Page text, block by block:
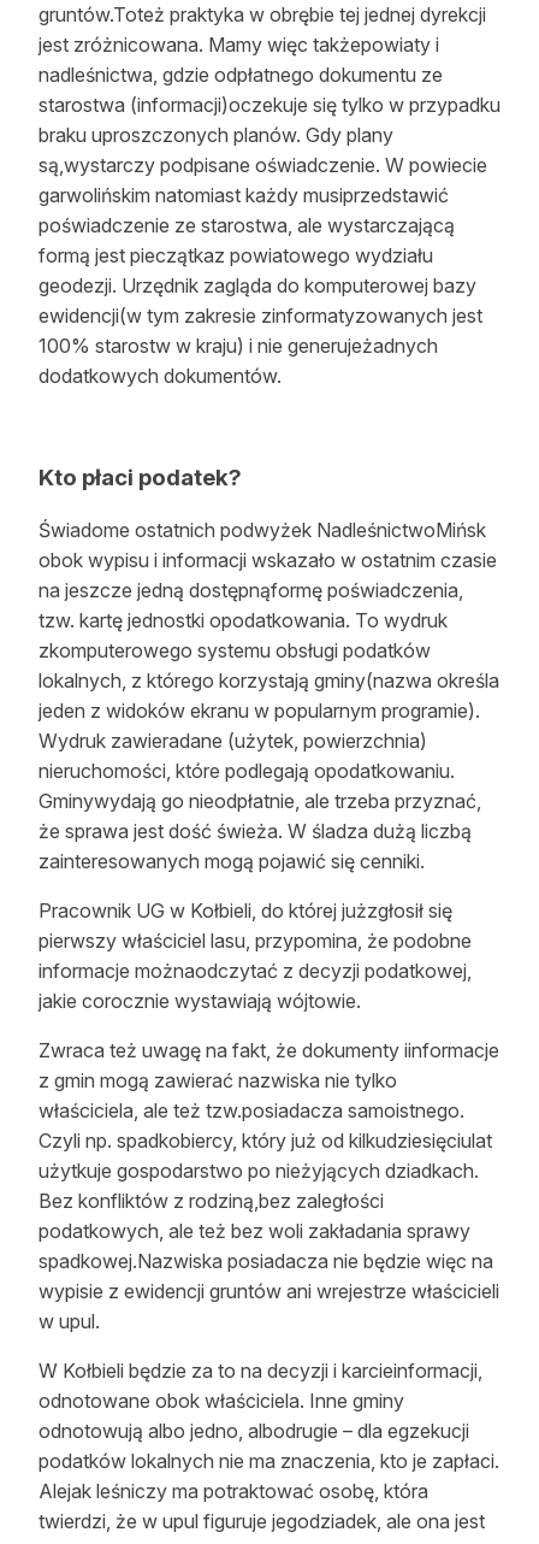
gruntów.Toteż praktyka w obrębie tej jednej dyrekcji
jest zróżnicowana. Mamy więc takżepowiaty i
nadleśnictwa, gdzie odpłatnego dokumentu ze
starostwa (informacji)oczekuje się tylko w przypadku
braku uproszczonych planów. Gdy plany
są,wystarczy podpisane oświadczenie. W powiecie
garwolińskim natomiast każdy musiprzedstawić
poświadczenie ze starostwa, ale wystarczającą
formą jest pieczątkaz powiatowego wydziału
geodezji. Urzędnik zagląda do komputerowej bazy
ewidencji(w tym zakresie zinformatyzowanych jest
100% starostw w kraju) i nie generujeżadnych
dodatkowych dokumentów.
Kto płaci podatek?
Świadome ostatnich podwyżek NadleśnictwoMińsk
obok wypisu i informacji wskazało w ostatnim czasie
na jeszcze jedną dostępnąformę poświadczenia,
tzw. kartę jednostki opodatkowania. To wydruk
zkomputerowego systemu obsługi podatków
lokalnych, z którego korzystają gminy(nazwa określa
jeden z widoków ekranu w popularnym programie).
Wydruk zawieradane (użytek, powierzchnia)
nieruchomości, które podlegają opodatkowaniu.
Gminywydają go nieodpłatnie, ale trzeba przyznać,
że sprawa jest dość świeża. W śladza dużą liczbą
zainteresowanych mogą pojawić się cenniki.
Pracownik UG w Kołbieli, do której jużzgłosił się
pierwszy właściciel lasu, przypomina, że podobne
informacje możnaodczytać z decyzji podatkowej,
jakie corocznie wystawiają wójtowie.
Zwraca też uwagę na fakt, że dokumenty iinformacje
z gmin mogą zawierać nazwiska nie tylko
właściciela, ale też tzw.posiadacza samoistnego.
Czyli np. spadkobiercy, który już od kilkudziesięciulat
użytkuje gospodarstwo po nieżyjących dziadkach.
Bez konfliktów z rodziną,bez zaległości
podatkowych, ale też bez woli zakładania sprawy
spadkowej.Nazwiska posiadacza nie będzie więc na
wypisie z ewidencji gruntów ani wrejestrze właścicieli
w upul.
W Kołbieli będzie za to na decyzji i karcieinformacji,
odnotowane obok właściciela. Inne gminy
odnotowują albo jedno, albodrugie – dla egzekucji
podatków lokalnych nie ma znaczenia, kto je zapłaci.
Alejak leśniczy ma potraktować osobę, która
twierdzi, że w upul figuruje jegodziadek, ale ona jest